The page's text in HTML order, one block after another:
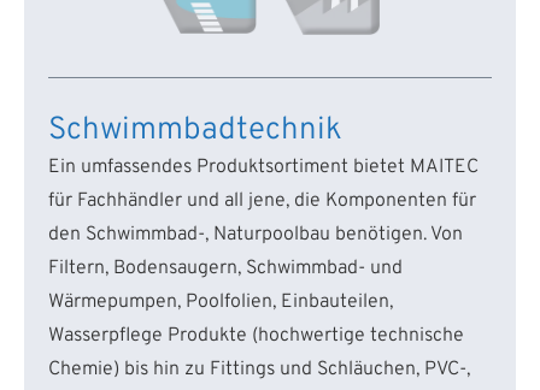
Schwimmbadtechnik
Ein umfassendes Produktsortiment bietet MAITEC
für Fachhändler und all jene, die Komponenten für
den Schwimmbad-, Naturpoolbau benötigen. Von
Filtern, Bodensaugern, Schwimmbad- und
Wärmepumpen, Poolfolien, Einbauteilen,
Wasserpflege Produkte (hochwertige technische
Chemie) bis hin zu Fittings und Schläuchen, PVC-,